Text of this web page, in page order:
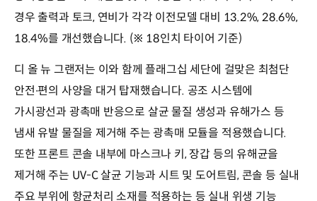
경우 출력과 토크, 연비가 각각 이전모델 대비 13.2%, 28.6%,
18.4%를 개선했습니다. (※ 18인치 타이어 기준)
디 올 뉴 그랜저는 이와 함께 플래그십 세단에 걸맞은 최첨단
안전∙편의 사양을 대거 탑재했습니다. 공조 시스템에
가시광선과 광촉매 반응으로 살균 물질 생성과 유해가스 등
냄새 유발 물질을 제거해 주는 광촉매 모듈을 적용했습니다.
또한 프론트 콘솔 내부에 마스크나 키, 장갑 등의 유해균을
제거해 주는 UV-C 살균 기능과 시트 및 도어트림, 콘솔 등 실내
주요 부위에 항균처리 소재를 적용하는 등 실내 위생 기능